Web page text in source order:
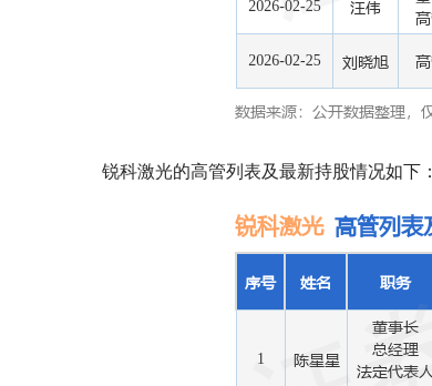
锐科激光的高管列表及最新持股情况如下：